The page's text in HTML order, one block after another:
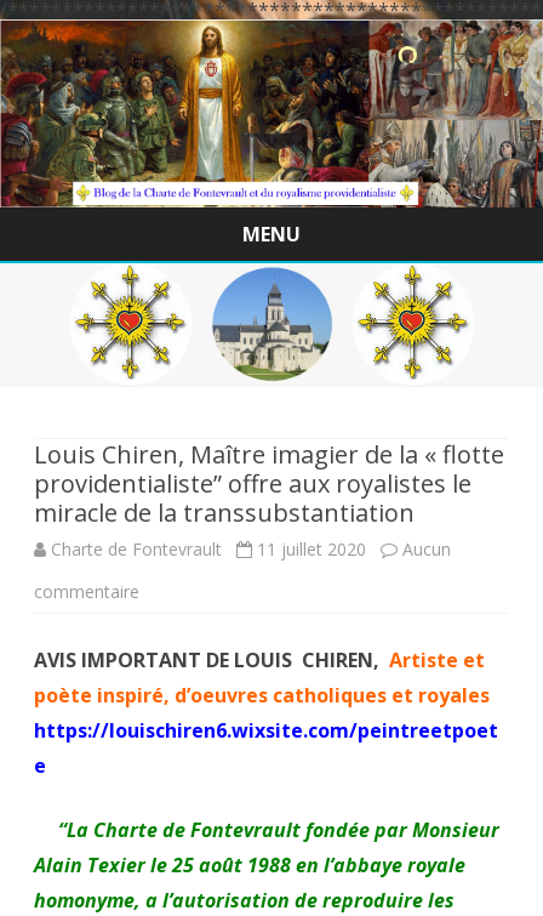
/
MENU
Skip
to
content
Louis Chiren, Maître imagier de la « flotte
providentialiste” offre aux royalistes le
miracle de la transsubstantiation
Charte de Fontevrault 11 juillet 2020
Aucun
commentaire
Chiren,
Maître
la
AVIS IMPORTANT DE LOUIS CHIREN, Artiste et
poète inspiré, d’oeuvres catholiques et royales
https://louischiren6.wixsite.com/peintreetpoet
e
“La Charte de Fontevrault fondée par Monsieur
Alain Texier le 25 août 1988 en l’abbaye royale
homonyme, a l’autorisation de reproduire les